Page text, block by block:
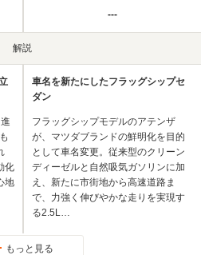
---
解説
化
地
車名を新たにしたフラッグシップセ
ダン
フラッグシップモデルのアテンザ
が、マツダブランドの鮮明化を目的
として車名変更。従来型のクリーン
ディーゼルと自然吸気ガソリンに加
え、新たに市街地から高速道路ま
で、力強く伸びやかな走りを実現す
る2.5L…
もっと見る